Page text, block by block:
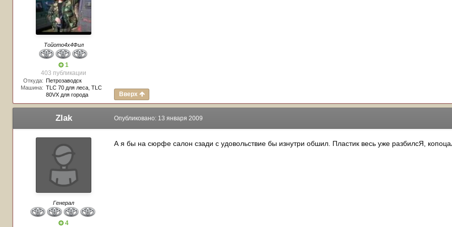
Тойото4х4Фил
1
403 публикации
Откуда: Петрозаводск
Машина: TLC 70 для леса, TLC
80VX для города
Вверх
Zlak
Генерал
4
Опубликовано: 13 января 2009
А я бы на сюрфе салон сзади с удовольствие бы изнутри обшил. Пластик весь уже разбилсЯ,